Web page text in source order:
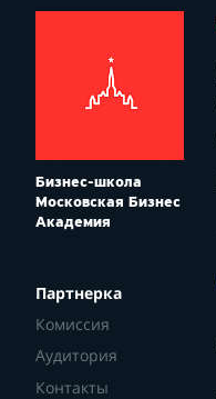
Бизнес-школа
Московская Бизнес
Академия
Партнерка
Комиссия
Аудитория
Контакты